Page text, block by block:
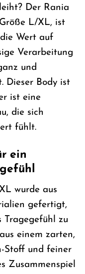
Der Rania
L/XL, ist
Wert auf
Verarbeitung
und
Dieser Body ist
ist eine
die sich
fühlt.
ein
wurde aus
gefertigt,
Tragegefühl zu
einem zarten,
Stoff und feiner
Zusammenspiel